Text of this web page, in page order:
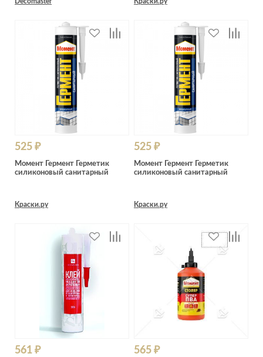
525 ₽
Момент Гермент Герметик
силиконовый санитарный
Краски.ру
525 ₽
Момент Гермент Герметик
силиконовый санитарный
Краски.ру
561 ₽ 565 ₽